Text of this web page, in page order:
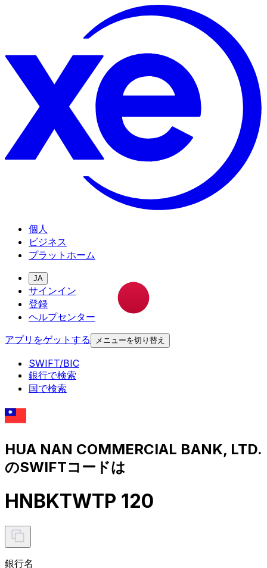
個人
ビジネス
プラットホーム
JA
サインイン
登録
ヘルプセンター
アプリをゲットする
メニューを切り替え
SWIFT/BIC
銀行で検索
国で検索
HUA NAN COMMERCIAL BANK, LTD.
のSWIFTコードは
HNBKTWTP 120
銀行名